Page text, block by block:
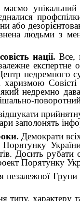
або
людьми з
нації. Все,
недремного
Совісті
недремно
заполонять
Демократи
Досить
Порятунку
незалежної Групи
типу, характеру